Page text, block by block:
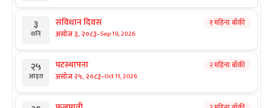
३
शनि
संविधान दिवस
असोज ३, २०८३-Sep 19, 2026
१ महिना बाँकी
२५
आइत
घटस्थापना
असोज २५, २०८३-Oct 11, 2026
२ महिना बाँकी